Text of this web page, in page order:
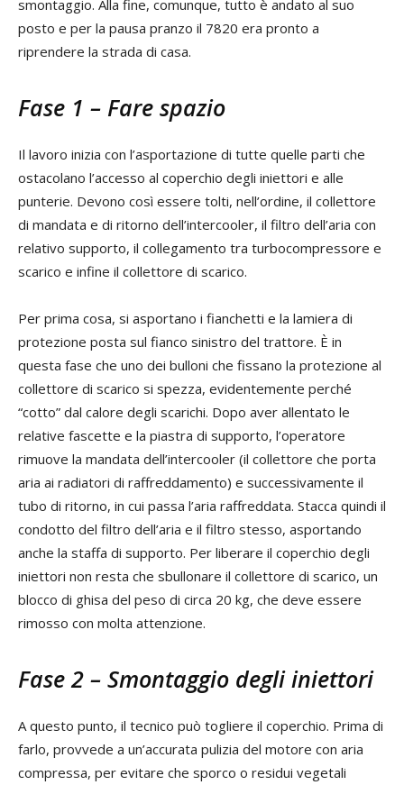
smontaggio. Alla fine, comunque, tutto è andato al suo
posto e per la pausa pranzo il 7820 era pronto a
riprendere la strada di casa.
Fase 1 – Fare spazio
Il lavoro inizia con l’asportazione di tutte quelle parti che
ostacolano l’accesso al coperchio degli iniettori e alle
punterie. Devono così essere tolti, nell’ordine, il collettore
di mandata e di ritorno dell’intercooler, il filtro dell’aria con
relativo supporto, il collegamento tra turbocompressore e
scarico e infine il collettore di scarico.
Per prima cosa, si asportano i fianchetti e la lamiera di
protezione posta sul fianco sinistro del trattore. È in
questa fase che uno dei bulloni che fissano la protezione al
collettore di scarico si spezza, evidentemente perché
“cotto” dal calore degli scarichi. Dopo aver allentato le
relative fascette e la piastra di supporto, l’operatore
rimuove la mandata dell’intercooler (il collettore che porta
aria ai radiatori di raffreddamento) e successivamente il
tubo di ritorno, in cui passa l’aria raffreddata. Stacca quindi il
condotto del filtro dell’aria e il filtro stesso, asportando
anche la staffa di supporto. Per liberare il coperchio degli
iniettori non resta che sbullonare il collettore di scarico, un
blocco di ghisa del peso di circa 20 kg, che deve essere
rimosso con molta attenzione.
Fase 2 – Smontaggio degli iniettori
A questo punto, il tecnico può togliere il coperchio. Prima di
farlo, provvede a un’accurata pulizia del motore con aria
compressa, per evitare che sporco o residui vegetali